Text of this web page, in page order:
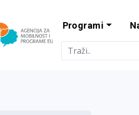
Agencija
Programi